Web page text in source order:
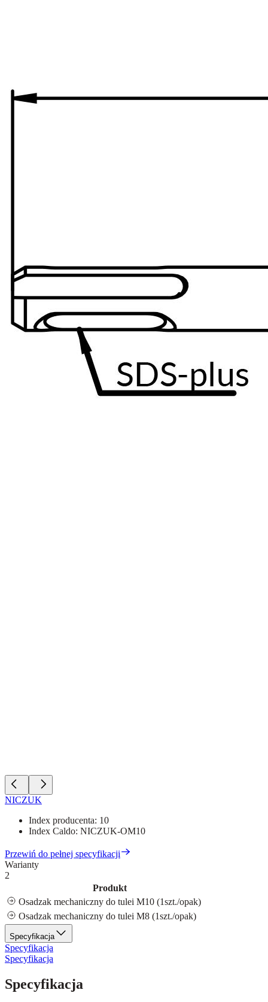
NICZUK
Index producenta: 10
Index Caldo: NICZUK-OM10
Przewiń do pełnej specyfikacji
Warianty
2
Produkt
Osadzak mechaniczny do tulei M10 (1szt./opak)
Osadzak mechaniczny do tulei M8 (1szt./opak)
Specyfikacja
Specyfikacja
Specyfikacja
Specyfikacja